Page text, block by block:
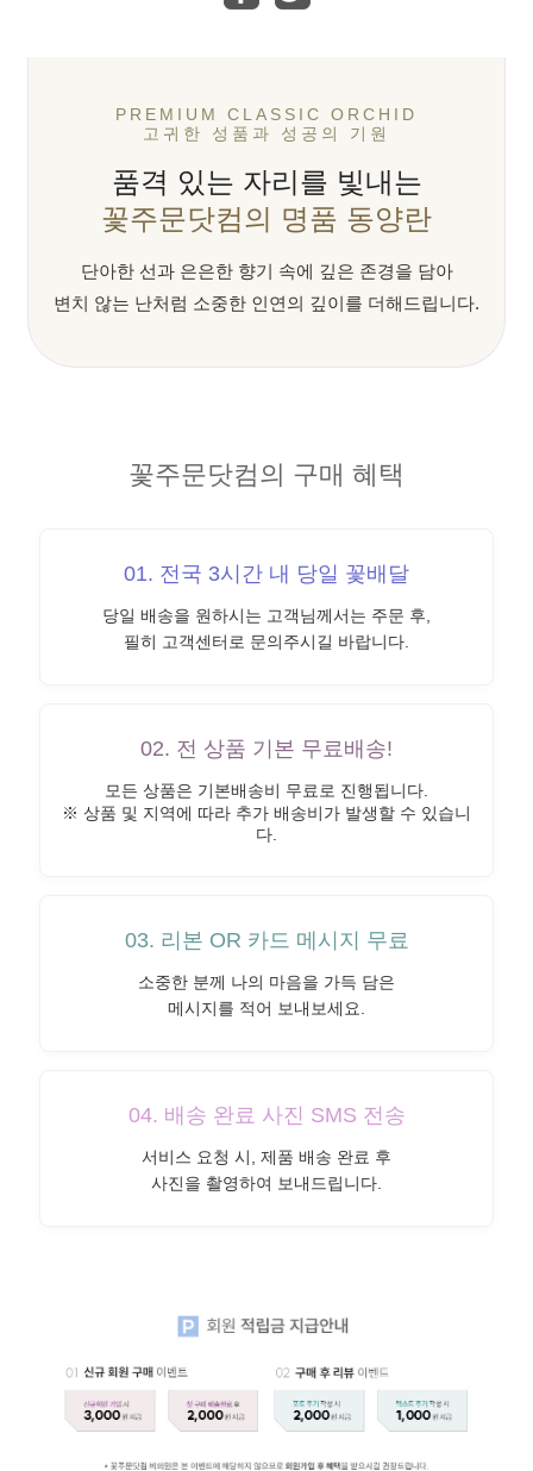
PREMIUM CLASSIC ORCHID
고귀한 성품과 성공의 기원
품격 있는 자리를 빛내는
꽃주문닷컴의 명품 동양란
단아한 선과 은은한 향기 속에 깊은 존경을 담아
변치 않는 난처럼 소중한 인연의 깊이를 더해드립니다.
꽃주문닷컴의 구매 혜택
01. 전국 3시간 내 당일 꽃배달
당일 배송을 원하시는 고객님께서는 주문 후,
필히 고객센터로 문의주시길 바랍니다.
02. 전 상품 기본 무료배송!
모든 상품은 기본배송비 무료로 진행됩니다.
※ 상품 및 지역에 따라 추가 배송비가 발생할 수 있습니
다.
03. 리본 OR 카드 메시지 무료
소중한 분께 나의 마음을 가득 담은
메시지를 적어 보내보세요.
04. 배송 완료 사진 SMS 전송
서비스 요청 시, 제품 배송 완료 후
사진을 촬영하여 보내드립니다.